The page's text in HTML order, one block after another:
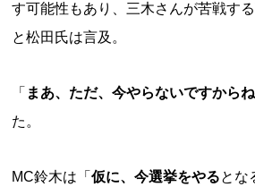
す可能性もあり、三木さんが苦戦す
と松田氏は言及。
「 まあ、ただ、今やらないですからね
た。
MC鈴木は「仮に、今選挙をやるとな